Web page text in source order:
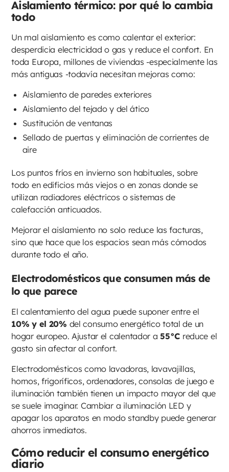
Aislamiento térmico: por qué lo cambia
todo
Un mal aislamiento es como calentar el exterior:
desperdicia electricidad o gas y reduce el confort. En
toda Europa, millones de viviendas -especialmente las
más antiguas -todavía necesitan mejoras como:
Aislamiento de paredes exteriores
Aislamiento del tejado y del ático
Sustitución de ventanas
Sellado de puertas y eliminación de corrientes de
aire
Los puntos fríos en invierno son habituales, sobre
todo en edificios más viejos o en zonas donde se
utilizan radiadores eléctricos o sistemas de
calefacción anticuados.
Mejorar el aislamiento no solo reduce las facturas,
sino que hace que los espacios sean más cómodos
durante todo el año.
Electrodomésticos que consumen más de
lo que parece
El calentamiento del agua puede suponer entre el
10% y el 20% del consumo energético total de un
hogar europeo. Ajustar el calentador a55°C reduce el
gasto sin afectar al confort.
Electrodomésticos como lavadoras, lavavajillas,
hornos, frigoríficos, ordenadores, consolas de juego e
iluminación también tienen un impacto mayor del que
se suele imaginar. Cambiar a iluminación LED y
apagar los aparatos en modo standby puede generar
ahorros inmediatos.
Cómo reducir el consumo energético
diario